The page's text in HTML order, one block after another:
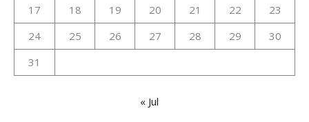
17
18 19 20 21 22
23
24
25 26 27 28 29
30
31
« Jul